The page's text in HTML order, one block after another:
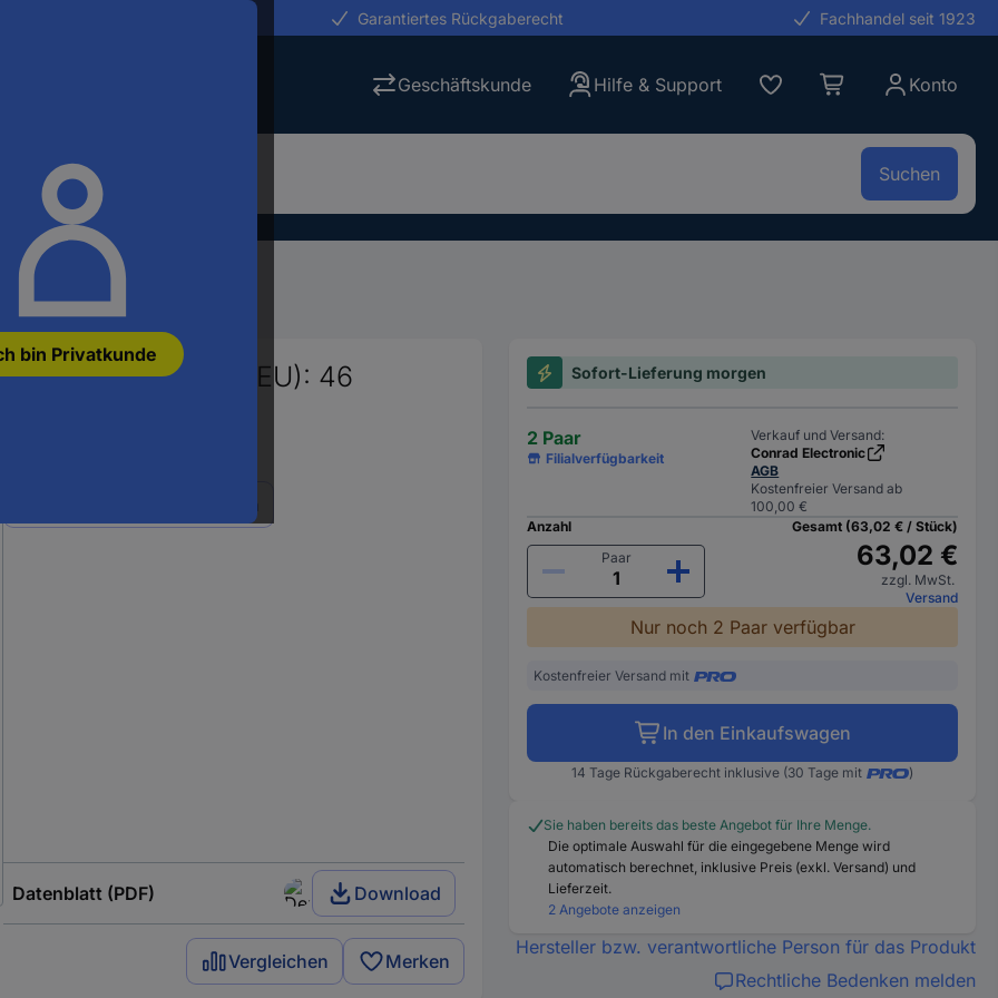
bin Privatkunde
Garantiertes Rückgaberecht Fachhandel seit 1923
Geschäftskunde Hilfe & Support Konto
Suchen
Fußschutz Arbeitsschuhe
S3 Schuhgröße (EU): 46
Datenblatt (PDF) Download
Vergleichen Merken
Sofort-Lieferung morgen
2 Paar
Filialverfügbarkeit
Verkauf und Versand:
Conrad Electronic
AGB
Kostenfreier Versand ab
100,00 €
Anzahl
Paar
Gesamt (63,02 € / Stück)
63,02 €
zzgl. MwSt.
Versand
Nur noch 2 Paar verfügbar
Kostenfreier Versand mit
In den Einkaufswagen
14 Tage Rückgaberecht inklusive (30 Tage mit )
Sie haben bereits das beste Angebot für Ihre Menge.
Die optimale Auswahl für die eingegebene Menge wird
automatisch berechnet, inklusive Preis (exkl. Versand) und
Lieferzeit.
2 Angebote anzeigen
Hersteller bzw. verantwortliche Person für das Produkt
Rechtliche Bedenken melden